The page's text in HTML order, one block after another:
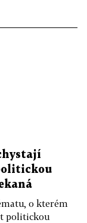
o kterém
politickou